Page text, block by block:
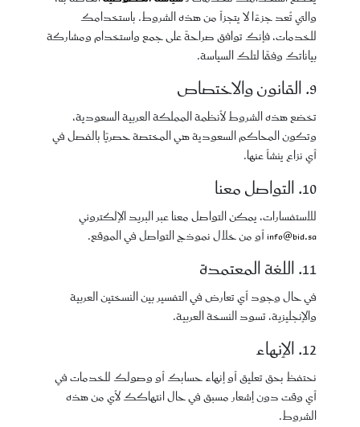
والتي تُعد جزءًا لا يتجزأ من هذه الشروط. باستخدامك
للخدمات، فإنك توافق صراحةً على جمع واستخدام ومشاركة
بياناتك وفقًا لتلك السياسة.
9. القانون والاختصاص
تخضع هذه الشروط لأنظمة المملكة العربية السعودية،
وتكون المحاكم السعودية هي المختصة حصريًا بالفصل في
أي نزاع ينشأ عنها.
10. التواصل معنا
للاستفسارات، يمكن التواصل معنا عبر البريد الإلكتروني
info@bid.saأو من خلال نموذج التواصل في الموقع.
11. اللغة المعتمدة
في حال وجود أي تعارض في التفسير بين النسختين العربية
والإنجليزية، تسود النسخة العربية.
12. الإنهاء
نحتفظ بحق تعليق أو إنهاء حسابك أو وصولك للخدمات في
أي وقت دون إشعار مسبق في حال انتهاكك لأي من هذه
الشروط.